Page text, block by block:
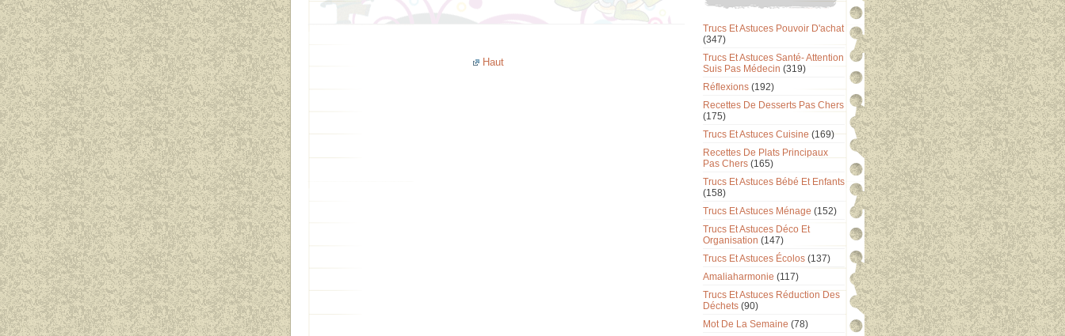
Haut
Trucs Et Astuces Pouvoir D'achat
(347)
Trucs Et Astuces Santé- Attention
Suis Pas Médecin (319)
Réflexions (192)
Recettes De Desserts Pas Chers
(175)
Trucs Et Astuces Cuisine (169)
Recettes De Plats Principaux
Pas Chers (165)
Trucs Et Astuces Bébé Et Enfants
(158)
Trucs Et Astuces Ménage (152)
Trucs Et Astuces Déco Et
Organisation (147)
Trucs Et Astuces Écolos (137)
Amaliaharmonie (117)
Trucs Et Astuces Réduction Des
Déchets (90)
Mot De La Semaine (78)